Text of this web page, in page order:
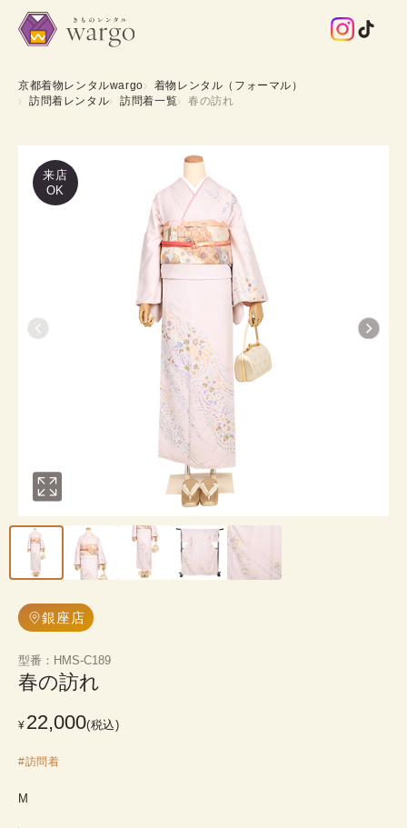
京都着物レンタルwargo
着物レンタル（フォーマル）
訪問着レンタル
訪問着一覧 春の訪れ
来店
OK
銀座店
型番 ： HMS-C189
春の訪れ
¥ 22,000(税込)
#訪問着
M